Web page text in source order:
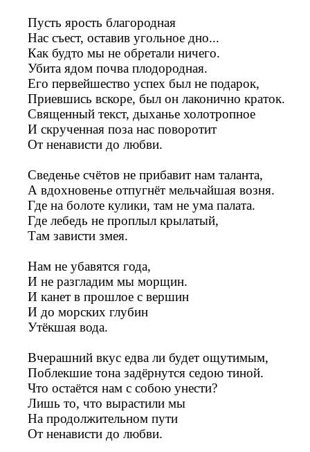
Пусть ярость благородная
Нас съест, оставив угольное дно...
Как будто мы не обретали ничего.
Убита ядом почва плодородная.
Его первейшество успех был не подарок,
Приевшись вскоре, был он лаконично краток.
Священный текст, дыханье холотропное
И скрученная поза нас поворотит
От ненависти до любви.
Сведенье счётов не прибавит нам таланта,
А вдохновенье отпугнёт мельчайшая возня.
Где на болоте кулики, там не ума палата.
Где лебедь не проплыл крылатый,
Там зависти змея.
Нам не убавятся года,
И не разгладим мы морщин.
И канет в прошлое с вершин
И до морских глубин
Утёкшая вода.
Вчерашний вкус едва ли будет ощутимым,
Поблекшие тона задёрнутся седою тиной.
Что остаётся нам с собою унести?
Лишь то, что вырастили мы
На продолжительном пути
От ненависти до любви.